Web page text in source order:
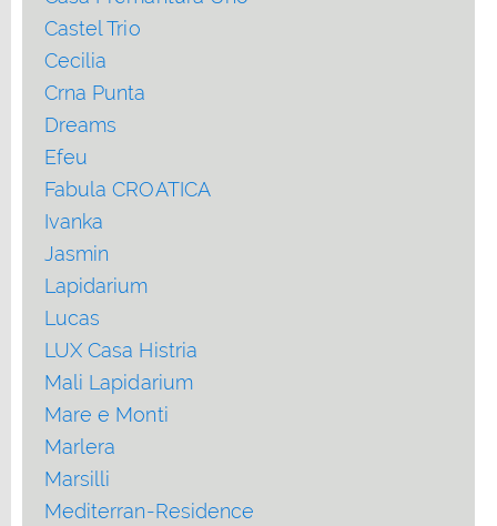
Castel Trio
Cecilia
Crna Punta
Dreams
Efeu
Fabula CROATICA
Ivanka
Jasmin
Lapidarium
Lucas
LUX Casa Histria
Mali Lapidarium
Mare e Monti
Marlera
Marsilli
Mediterran-Residence